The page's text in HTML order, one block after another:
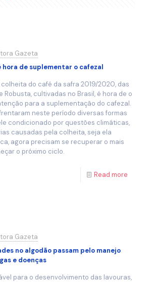
Gazeta
hora de suplementar o cafezal
do café da safra 2019/2020, das
Robusta, cultivadas no Brasil, é hora de o
para a suplementação do cafezal.
neste período diversas formas
condicionado por questões climáticas,
causadas pela colheita, seja ela
agora precisam se recuperar o mais
o próximo ciclo.
Read more
Gazeta
no algodão passam pelo manejo
e doenças
para o desenvolvimento das lavouras,